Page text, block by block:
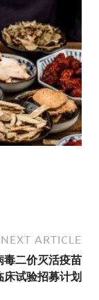
NEXT ARTICLE
毒二价灭活疫苗
床试验招募计划